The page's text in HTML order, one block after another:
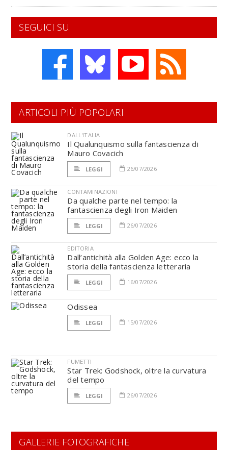
SEGUICI SU
ARTICOLI PIÙ POPOLARI
DALL'ITALIA
Il Qualunquismo sulla fantascienza di
Mauro Covacich
LEGGI 26/07/2026
CONTAMINAZIONI
Da qualche parte nel tempo: la
fantascienza degli Iron Maiden
LEGGI 26/07/2026
EDITORIA
Dall’antichità alla Golden Age: ecco la
storia della fantascienza letteraria
LEGGI 16/07/2026
Odissea
LEGGI 15/07/2026
FUMETTI
Star Trek: Godshock, oltre la curvatura
del tempo
LEGGI 26/07/2026
GALLERIE FOTOGRAFICHE